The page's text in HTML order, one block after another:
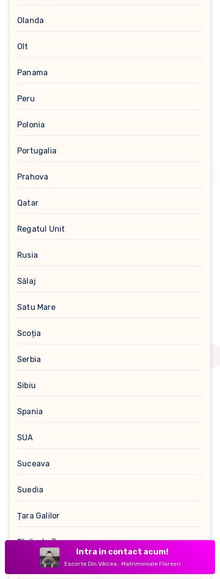
Olanda
Olt
Panama
Peru
Polonia
Portugalia
Prahova
Qatar
Regatul Unit
Rusia
Sălaj
Satu Mare
Scoția
Serbia
Sibiu
Spania
SUA
Suceava
Suedia
Țara Galilor
Țările de Jos
Teleorman
Intra in contact acum!
Escorte Din Vâlcea : Matrimoniale Floresri